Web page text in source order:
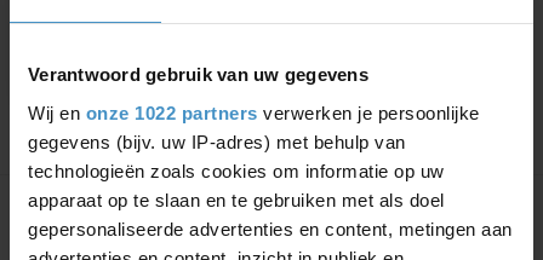
Verantwoord gebruik van uw gegevens
Wij en onze 1022 partners verwerken je persoonlijke
gegevens (bijv. uw IP-adres) met behulp van
technologieën zoals cookies om informatie op uw
apparaat op te slaan en te gebruiken met als doel
gepersonaliseerde advertenties en content, metingen aan
€127,99
Showing1-1 of 1